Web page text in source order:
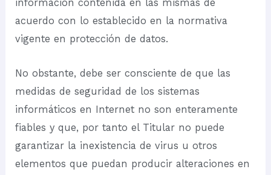
información contenida en las mismas de
acuerdo con lo establecido en la normativa
vigente en protección de datos.
No obstante, debe ser consciente de que las
medidas de seguridad de los sistemas
informáticos en Internet no son enteramente
fiables y que, por tanto el Titular no puede
garantizar la inexistencia de virus u otros
elementos que puedan producir alteraciones en